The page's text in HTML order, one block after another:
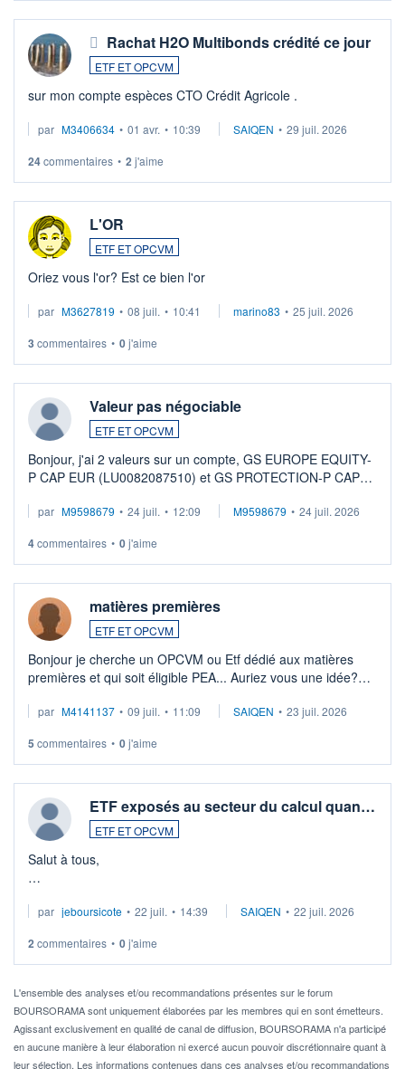
Rachat H2O Multibonds crédité ce jour
ETF ET OPCVM
sur mon compte espèces CTO Crédit Agricole .
par M3406634 • 01 avr. • 10:39 SAIQEN • 29 juil. 2026
24commentaires • 2 j'aime
L'OR
ETF ET OPCVM
Oriez vous l'or? Est ce bien l'or
par M3627819 • 08 juil. • 10:41 marino83 • 25 juil. 2026
3 commentaires • 0j'aime
Valeur pas négociable
ETF ET OPCVM
Bonjour, j'ai 2 valeurs sur un compte, GS EUROPE EQUITY-
P CAP EUR (LU0082087510) et GS PROTECTION-P CAP
veux procéder à la vente, on me signale ...
par M9598679 • 24 juil. • 12:09 M9598679 • 24 juil. 2026
4commentaires • 0j'aime
matières premières
ETF ET OPCVM
Bonjour je cherche un OPCVM ou Etf dédié aux matières
premières et qui soit éligible PEA... Auriez vous une idée?
par M4141137 • 09 juil. • 11:09 SAIQEN • 23 juil. 2026
5 commentaires • 0j'aime
ETF exposés au secteur du calcul quan…
ETF ET OPCVM
Salut à tous,
via un ETF plutôt que des actions individuelles.
Idéalement, je voudrais qu'il soit éligible au PEA.
Pour l' ...
par jeboursicote • 22 juil. • 14:39 SAIQEN • 22 juil. 2026
2 commentaires • 0j'aime
L'ensemble des analyses et/ou recommandations présentes sur le forum
BOURSORAMA sont uniquement élaborées par les membres qui en sont émetteurs.
Agissant exclusivement en qualité de canal de diffusion, BOURSORAMA n'a participé
en aucune manière à leur élaboration ni exercé aucun pouvoir discrétionnaire quant à
leur sélection. Les informations contenues dans ces analyses et/ou recommandations